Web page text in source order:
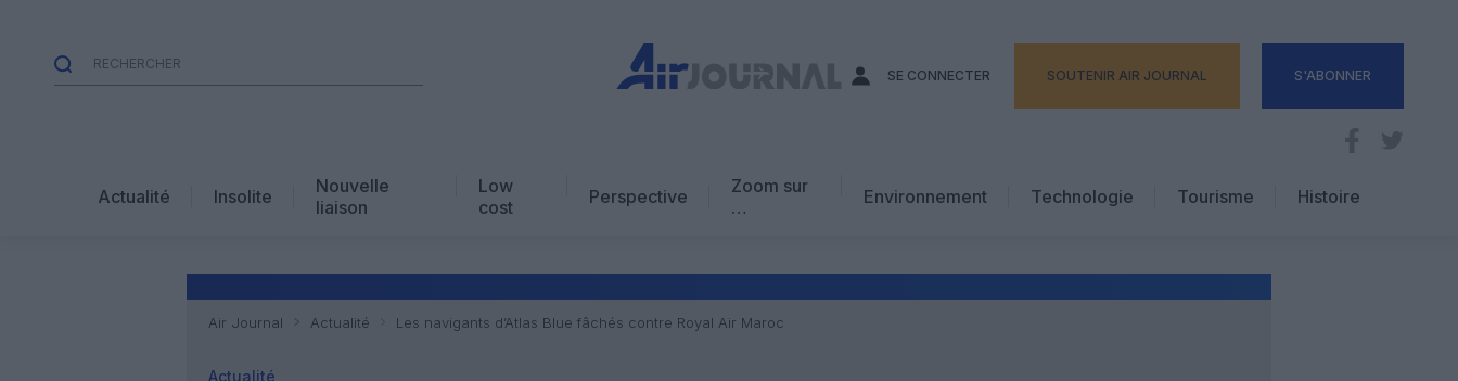
SE CONNECTER SOUTENIR AIR JOURNAL S'ABONNER
Actualité Insolite
Nouvelle
liaison
Low
cost
Perspective
Zoom sur
…
Avis d’expert
Environnement Technologie
Tourisme
Hôtellerie
Histoire
Air Journal Actualité Les navigants d’Atlas Blue fâchés contre Royal Air Maroc
Actualité